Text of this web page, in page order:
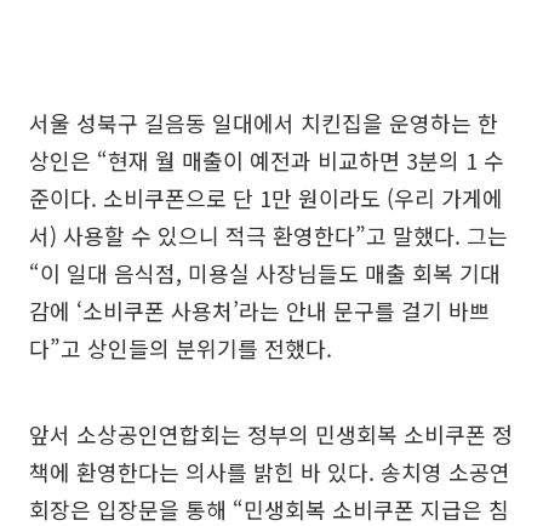
서울 성북구 길음동 일대에서 치킨집을 운영하는 한
상인은 “현재 월 매출이 예전과 비교하면 3분의 1 수
준이다. 소비쿠폰으로 단 1만 원이라도 (우리 가게에
서) 사용할 수 있으니 적극 환영한다”고 말했다. 그는
“이 일대 음식점, 미용실 사장님들도 매출 회복 기대
감에 ‘소비쿠폰 사용처’라는 안내 문구를 걸기 바쁘
다”고 상인들의 분위기를 전했다.
앞서 소상공인연합회는 정부의 민생회복 소비쿠폰 정
책에 환영한다는 의사를 밝힌 바 있다. 송치영 소공연
회장은 입장문을 통해 “민생회복 소비쿠폰 지급은 침